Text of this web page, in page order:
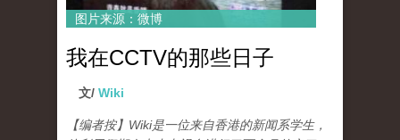
图片来源：微博
我在CCTV的那些日子
文/ Wiki
【编者按】Wiki是一位来自香港的新闻系学生，